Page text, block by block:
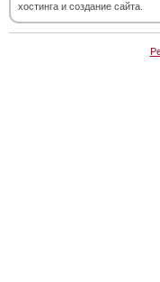
хостинга и создание сайта.